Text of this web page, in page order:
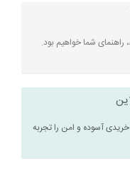
راهنمای شما خواهیم بود.
خریدی آسوده و امن را تجربه